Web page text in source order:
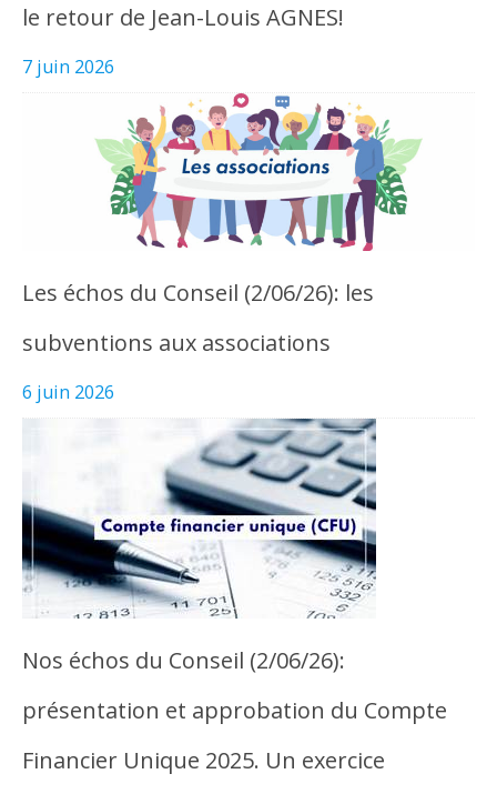
le retour de Jean-Louis AGNES!
7 juin 2026
Les échos du Conseil (2/06/26): les
subventions aux associations
6 juin 2026
Nos échos du Conseil (2/06/26):
présentation et approbation du Compte
Financier Unique 2025. Un exercice